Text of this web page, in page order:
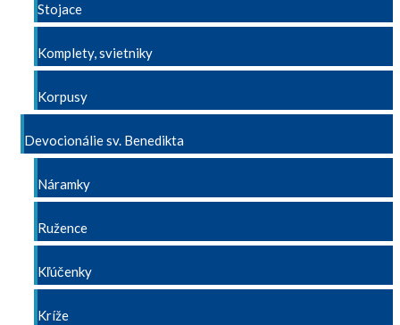
Stojace
Komplety, svietniky
Korpusy
Devocionálie sv. Benedikta
Náramky
Ružence
Kľúčenky
Kríže